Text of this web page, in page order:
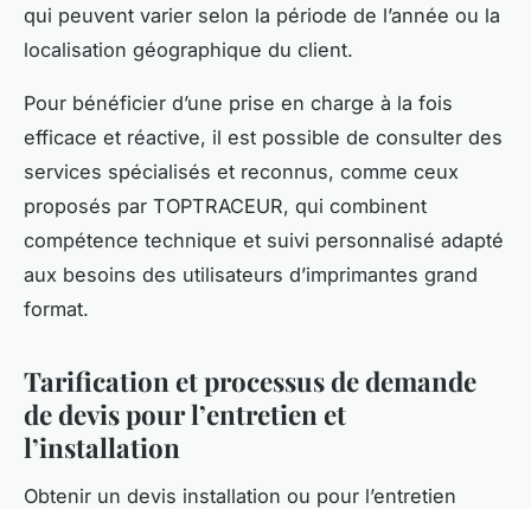
qui peuvent varier selon la période de l’année ou la
localisation géographique du client.
Pour bénéficier d’une prise en charge à la fois
efficace et réactive, il est possible de consulter des
services spécialisés et reconnus, comme ceux
proposés par TOPTRACEUR, qui combinent
compétence technique et suivi personnalisé adapté
aux besoins des utilisateurs d’imprimantes grand
format.
Tarification et processus de demande
de devis pour l’entretien et
l’installation
Obtenir un devis installation ou pour l’entretien